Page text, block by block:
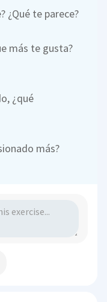
¿Qué te parece?
más te gusta?
¿qué
más?